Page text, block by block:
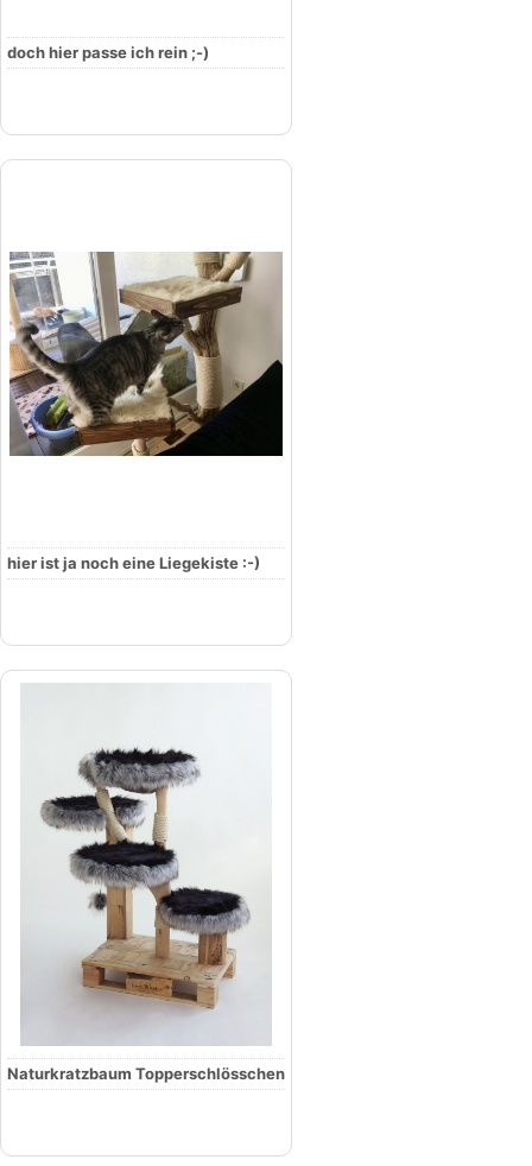
doch hier passe ich rein ;-)
hier ist ja noch eine Liegekiste :-)
Naturkratzbaum Topperschlösschen